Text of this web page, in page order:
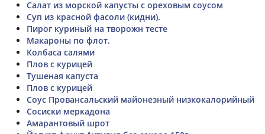
Салат из морской капусты с ореховым соусом
Суп из красной фасоли (кидни).
Пирог куриный на творожн тесте
Макароны по флот.
Колбаса салями
Плов с курицей
Тушеная капуста
Плов с курицей
Соус Провансальский майонезный низкокалорийный
Сосиски меркадона
Амарантовый шрот